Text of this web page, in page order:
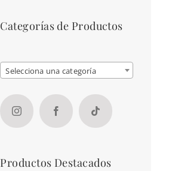
Categorías de Productos
Selecciona una categoría
Productos Destacados